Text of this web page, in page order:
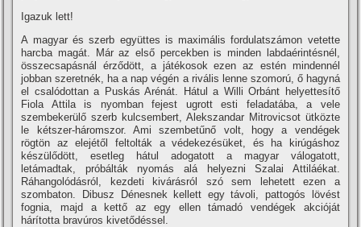
Igazuk lett!
A magyar és szerb együttes is maximális fordulatszámon vetette
harcba magát. Már az első percekben is minden labdaérintésnél,
összecsapásnál érződött, a játékosok ezen az estén mindennél
jobban szeretnék, ha a nap végén a rivális lenne szomorú, ő hagyná
el csalódottan a Puskás Arénát. Hátul a Willi Orbánt helyettesítő
Fiola Attila is nyomban fejest ugrott esti feladatába, a vele
szembekerülő szerb kulcsembert, Alekszandar Mitrovicsot ütközte
le kétszer-háromszor. Ami szembetűnő volt, hogy a vendégek
rögtön az elejétől feltolták a védekezésüket, és ha kirúgáshoz
készülődött, esetleg hátul adogatott a magyar válogatott,
letámadtak, próbálták nyomás alá helyezni Szalai Attiláékat.
Ráhangolódásról, kezdeti kivárásról szó sem lehetett ezen a
szombaton. Dibusz Dénesnek kellett egy távoli, pattogós lövést
fognia, majd a kettő az egy ellen támadó vendégek akcióját
hárította bravúros kivetődéssel.